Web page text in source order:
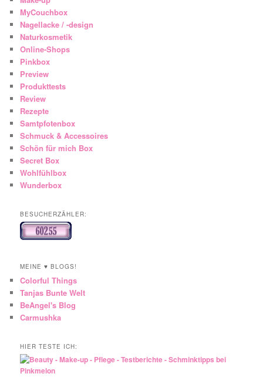
MyCouchbox
Nagellacke / -design
Naturkosmetik
Online-Shops
Pinkbox
Preview
Produkttests
Review
Rezepte
Samtpfotenbox
Schmuck & Accessoires
Schön für mich Box
Secret Box
Wohlfühlbox
Wunderbox
BESUCHERZÄHLER:
MEINE ♥ BLOGS!
Colorful Things
Tanjas Bunte Welt
BeAngel's Blog
Carmushka
HIER TESTE ICH: